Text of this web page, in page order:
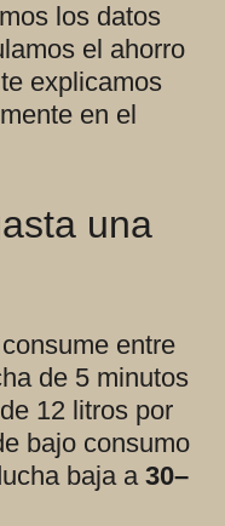
los datos
el ahorro
explicamos
en el
una
entre
de 5 minutos
12 litros por
bajo consumo
baja a 30–